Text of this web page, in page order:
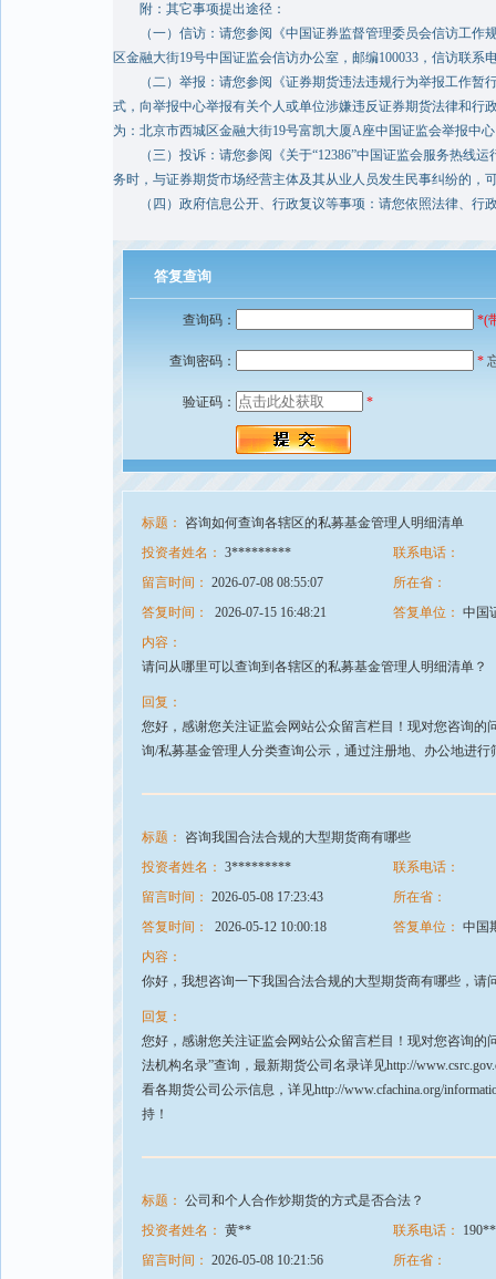
附：其它事项提出途径：
（一）信访：请您参阅《中国证券监督管理委员会信访工作规
区金融大街19号中国证监会信访办公室，邮编100033，信访联系
（二）举报：请您参阅《证券期货违法违规行为举报工作暂
式，向举报中心举报有关个人或单位涉嫌违反证券期货法律和行
为：北京市西城区金融大街19号富凯大厦A座中国证监会举报中
（三）投诉：请您参阅《关于“12386”中国证监会服务热线运
务时，与证券期货市场经营主体及其从业人员发生民事纠纷的，
（四）政府信息公开、行政复议等事项：请您依照法律、行
答复查询
查询码： *(
查询密码： *
验证码： *
标题：
咨询如何查询各辖区的私募基金管理人明细清单
投资者姓名： 3*********
联系电话：
留言时间： 2026-07-08 08:55:07
所在省：
答复时间：
2026-07-15 16:48:21 答复单位： 中国
内容：
请问从哪里可以查询到各辖区的私募基金管理人明细清单？
回复：
您好，感谢您关注证监会网站公众留言栏目！现对您咨询
询/私募基金管理人分类查询公示，通过注册地、办公地进行
标题：
咨询我国合法合规的大型期货商有哪些
投资者姓名： 3*********
联系电话：
留言时间： 2026-05-08 17:23:43
所在省：
答复时间：
2026-05-12 10:00:18 答复单位： 中国
内容：
你好，我想咨询一下我国合法合规的大型期货商有哪些，请
回复：
您好，感谢您关注证监会网站公众留言栏目！现对您咨询的
法机构名录”查询，最新期货公司名录详见http://
看各期货公司公示信息，详见http://www.cfachina.org/
持！
标题： 公司和个人合作炒期货的方式是否合法？
投资者姓名： 黄** 联系电话：
留言时间： 2026-05-08 10:21:56
所在省：